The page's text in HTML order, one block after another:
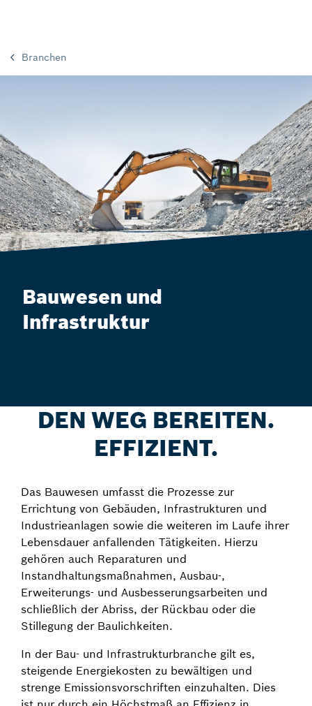
Branchen
Bauwesen und
Infrastruktur
DEN WEG BEREITEN.
EFFIZIENT.
Das Bauwesen umfasst die Prozesse zur
Errichtung von Gebäuden, Infrastrukturen und
Industrieanlagen sowie die weiteren im Laufe ihrer
Lebensdauer anfallenden Tätigkeiten. Hierzu
gehören auch Reparaturen und
Instandhaltungsmaßnahmen, Ausbau-,
Erweiterungs- und Ausbesserungsarbeiten und
schließlich der Abriss, der Rückbau oder die
Stillegung der Baulichkeiten.
In der Bau- und Infrastrukturbranche gilt es,
steigende Energiekosten zu bewältigen und
strenge Emissionsvorschriften einzuhalten. Dies